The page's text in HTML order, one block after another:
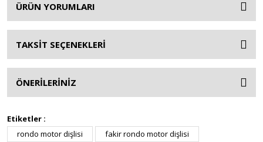
ÜRÜN YORUMLARI
TAKSİT SEÇENEKLERİ
ÖNERİLERİNİZ
Etiketler :
rondo motor dişlisi
fakir rondo motor dişlisi